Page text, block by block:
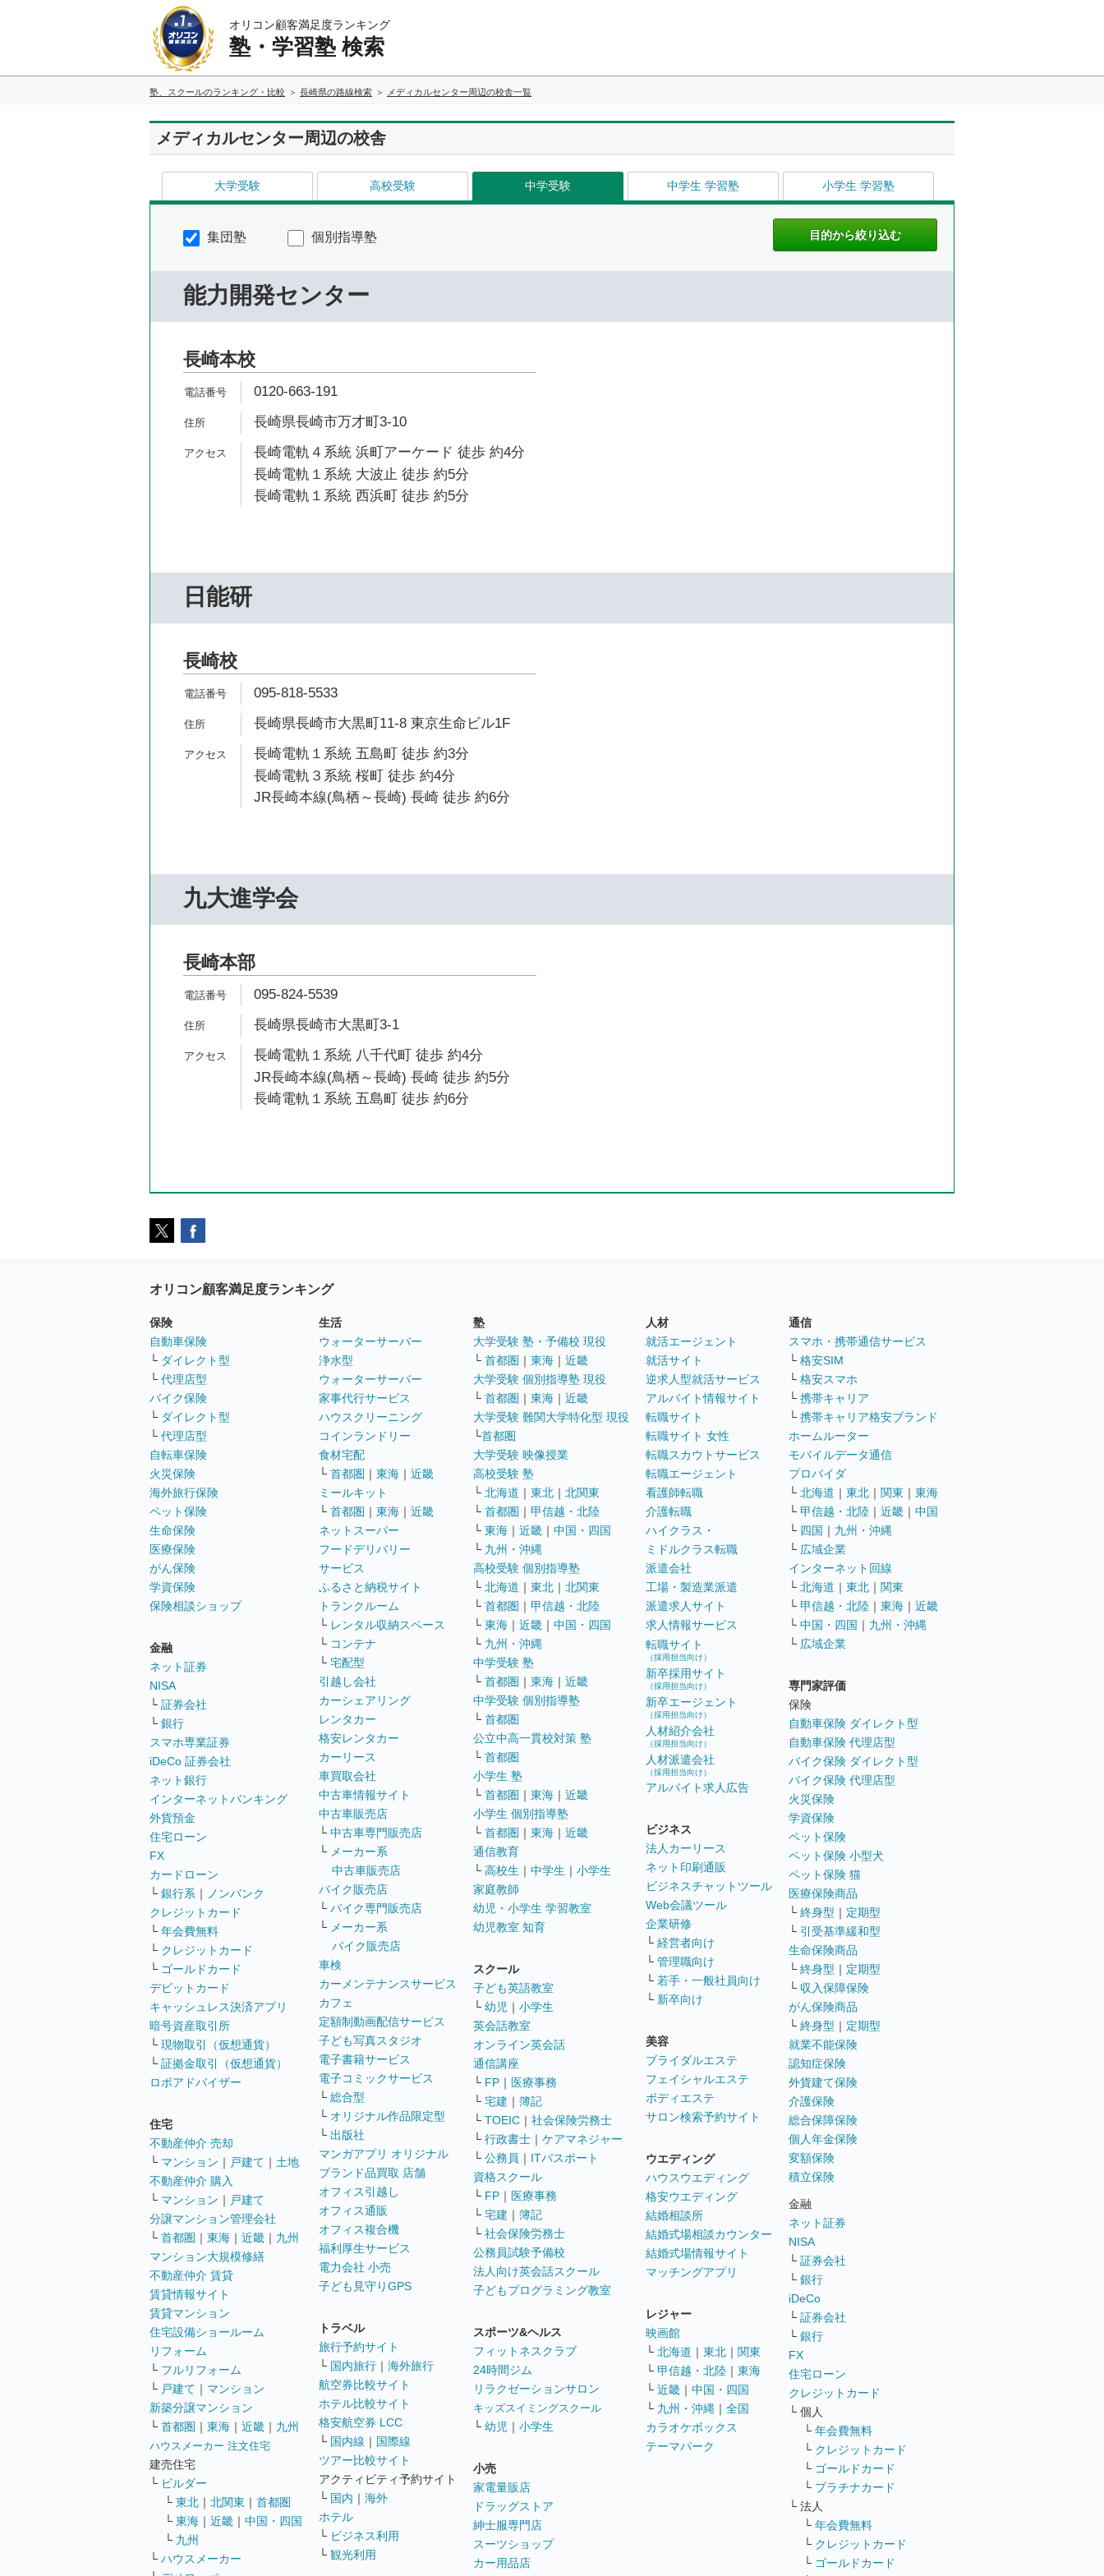
オリコン顧客満足度ランキング
塾・学習塾 検索
塾、スクールのランキング・比較 長崎県の路線検索 メディカルセンター周辺の校舎一覧
メディカルセンター周辺の校舎
大学受験 高校受験 中学受験 中学生 学習塾 小学生 学習塾
集団塾 個別指導塾
能力開発センター
長崎本校
0120-663-191
長崎県長崎市万才町3-10
長崎電軌４系統 浜町アーケード 徒歩 約4分
長崎電軌１系統 大波止 徒歩 約5分
長崎電軌１系統 西浜町 徒歩 約5分
日能研
長崎校
095-818-5533
長崎県長崎市大黒町11-8 東京生命ビル1F
長崎電軌１系統 五島町 徒歩 約3分
長崎電軌３系統 桜町 徒歩 約4分
JR長崎本線(鳥栖～長崎) 長崎 徒歩 約6分
九大進学会
長崎本部
095-824-5539
長崎県長崎市大黒町3-1
長崎電軌１系統 八千代町 徒歩 約4分
JR長崎本線(鳥栖～長崎) 長崎 徒歩 約5分
長崎電軌１系統 五島町 徒歩 約6分
オリコン顧客満足度ランキング
保険
自動車保険
└ ダイレクト型
└ 代理店型
バイク保険
└ ダイレクト型
└ 代理店型
自転車保険
火災保険
海外旅行保険
ペット保険
生命保険
医療保険
がん保険
学資保険
保険相談ショップ
金融
ネット証券
NISA
└ 証券会社
└ 銀行
スマホ専業証券
iDeCo 証券会社
ネット銀行
インターネットバンキング
外貨預金
住宅ローン
FX
カードローン
└ 銀行系 ｜
ノンバンク
クレジットカード
└ 年会費無料
└ クレジットカード
└ ゴールドカード
デビットカード
キャッシュレス決済アプリ
暗号資産取引所
└ 現物取引（仮想通貨）
└ 証拠金取引（仮想通貨）
ロボアドバイザー
住宅
不動産仲介 売却
└ マンション ｜ 戸建て ｜ 土地
不動産仲介 購入
└ マンション ｜ 戸建て
分譲マンション管理会社
└ 首都圏 ｜ 東海 ｜ 近畿 ｜ 九州
マンション大規模修繕
不動産仲介 賃貸
賃貸情報サイト
賃貸マンション
住宅設備ショールーム
リフォーム
└ フルリフォーム
└ 戸建て ｜ マンション
新築分譲マンション
└ 首都圏 ｜ 東海 ｜ 近畿 ｜ 九州
ハウスメーカー 注文住宅
建売住宅
└ ビルダー
└ 東北 ｜ 北関東 ｜ 首都圏
└ 東海 ｜ 近畿 ｜ 中国・四国
└ 九州
└ ハウスメーカー
生活
ウォーターサーバー
浄水型
ウォーターサーバー
家事代行サービス
ハウスクリーニング
コインランドリー
食材宅配
└ 首都圏 ｜ 東海 ｜ 近畿
ミールキット
└ 首都圏 ｜ 東海 ｜ 近畿
ネットスーパー
フードデリバリー
サービス
ふるさと納税サイト
トランクルーム
└ レンタル収納スペース
└ コンテナ
└ 宅配型
引越し会社
カーシェアリング
レンタカー
格安レンタカー
カーリース
車買取会社
中古車情報サイト
中古車販売店
└ 中古車専門販売店
└ メーカー系
中古車販売店
バイク販売店
└ バイク専門販売店
└ メーカー系
バイク販売店
車検
カーメンテナンスサービス
カフェ
定額制動画配信サービス
子ども写真スタジオ
電子書籍サービス
電子コミックサービス
└ 総合型
└ オリジナル作品限定型
└ 出版社
マンガアプリ オリジナル
ブランド品買取 店舗
オフィス引越し
オフィス通販
オフィス複合機
福利厚生サービス
電力会社 小売
子ども見守りGPS
トラベル
旅行予約サイト
└ 国内旅行 ｜ 海外旅行
航空券比較サイト
ホテル比較サイト
格安航空券 LCC
└ 国内線 ｜ 国際線
ツアー比較サイト
アクティビティ予約サイト
└ 国内 ｜ 海外
ホテル
└ ビジネス利用
└ 観光利用
塾
大学受験 塾・予備校 現役
└ 首都圏 ｜ 東海 ｜ 近畿
大学受験 個別指導塾 現役
└ 首都圏 ｜ 東海 ｜ 近畿
大学受験 難関大学特化型 現役
└首都圏
大学受験 映像授業
高校受験 塾
└ 北海道 ｜ 東北 ｜ 北関東
└ 首都圏 ｜ 甲信越・北陸
└ 東海 ｜ 近畿 ｜ 中国・四国
└ 九州・沖縄
高校受験 個別指導塾
└ 北海道 ｜ 東北 ｜ 北関東
└ 首都圏 ｜ 甲信越・北陸
└ 東海 ｜ 近畿 ｜ 中国・四国
└ 九州・沖縄
中学受験 塾
└ 首都圏 ｜ 東海 ｜ 近畿
中学受験 個別指導塾
└ 首都圏
公立中高一貫校対策 塾
└ 首都圏
小学生 塾
└ 首都圏 ｜ 東海 ｜ 近畿
小学生 個別指導塾
└ 首都圏 ｜ 東海 ｜ 近畿
通信教育
└ 高校生 ｜ 中学生 ｜ 小学生
家庭教師
幼児・小学生 学習教室
幼児教室 知育
スクール
子ども英語教室
└ 幼児 ｜ 小学生
英会話教室
オンライン英会話
通信講座
└ FP ｜ 医療事務
└ 宅建 ｜ 簿記
└ TOEIC ｜ 社会保険労務士
└ 行政書士 ｜ ケアマネジャー
└ 公務員 ｜ ITパスポート
資格スクール
└ FP ｜ 医療事務
└ 宅建 ｜ 簿記
└ 社会保険労務士
公務員試験予備校
法人向け英会話スクール
子どもプログラミング教室
スポーツ&ヘルス
フィットネスクラブ
24時間ジム
リラクゼーションサロン
キッズスイミングスクール
└ 幼児 ｜ 小学生
小売
家電量販店
ドラッグストア
紳士服専門店
スーツショップ
カー用品店
人材
就活エージェント
就活サイト
逆求人型就活サービス
アルバイト情報サイト
転職サイト
転職サイト 女性
転職スカウトサービス
転職エージェント
看護師転職
介護転職
ハイクラス・
ミドルクラス転職
派遣会社
工場・製造業派遣
派遣求人サイト
求人情報サービス
転職サイト
（採用担当向け）
新卒採用サイト
（採用担当向け）
新卒エージェント
（採用担当向け）
人材紹介会社
（採用担当向け）
人材派遣会社
（採用担当向け）
アルバイト求人広告
ビジネス
法人カーリース
ネット印刷通販
ビジネスチャットツール
Web会議ツール
企業研修
└ 経営者向け
└ 管理職向け
└ 若手・一般社員向け
└ 新卒向け
美容
ブライダルエステ
フェイシャルエステ
ボディエステ
サロン検索予約サイト
ウエディング
ハウスウエディング
格安ウエディング
結婚相談所
結婚式場相談カウンター
結婚式場情報サイト
マッチングアプリ
レジャー
映画館
└ 北海道 ｜ 東北 ｜ 関東
└ 甲信越・北陸 ｜ 東海
└ 近畿 ｜ 中国・四国
└ 九州・沖縄 ｜ 全国
カラオケボックス
テーマパーク
通信
スマホ・携帯通信サービス
└ 格安SIM
└ 格安スマホ
└ 携帯キャリア
└ 携帯キャリア格安ブランド
ホームルーター
モバイルデータ通信
プロバイダ
└ 北海道 ｜ 東北 ｜ 関東 ｜ 東海
└ 甲信越・北陸 ｜ 近畿 ｜ 中国
└ 四国 ｜ 九州・沖縄
└ 広域企業
インターネット回線
└ 北海道 ｜ 東北 ｜ 関東
└ 甲信越・北陸 ｜ 東海 ｜ 近畿
└ 中国・四国 ｜ 九州・沖縄
└ 広域企業
専門家評価
保険
自動車保険 ダイレクト型
自動車保険 代理店型
バイク保険 ダイレクト型
バイク保険 代理店型
火災保険
学資保険
ペット保険
ペット保険 小型犬
ペット保険 猫
医療保険商品
└ 終身型 ｜ 定期型
└ 引受基準緩和型
生命保険商品
└ 終身型 ｜ 定期型
└ 収入保障保険
がん保険商品
└ 終身型 ｜ 定期型
就業不能保険
認知症保険
外貨建て保険
介護保険
総合保障保険
個人年金保険
変額保険
積立保険
金融
ネット証券
NISA
└ 証券会社
└ 銀行
iDeCo
└ 証券会社
└ 銀行
FX
住宅ローン
クレジットカード
└ 個人
└ 年会費無料
└ クレジットカード
└ ゴールドカード
└ プラチナカード
└ 法人
└ 年会費無料
└ クレジットカード
└ ゴールドカード